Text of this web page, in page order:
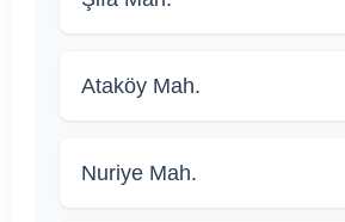
Ataköy Mah.
Nuriye Mah.